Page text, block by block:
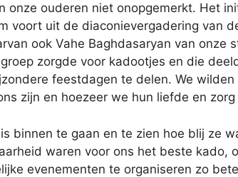
onze ouderen niet onopgemerkt. Het
voort uit de diaconievergadering van
ook Vahe Baghdasaryan van onze
zorgde voor kadootjes en die
feestdagen te delen. We
zijn en hoezeer we hun liefde en
binnen te gaan en te zien hoe blij ze
waren voor ons het beste kado,
evenementen te organiseren zo